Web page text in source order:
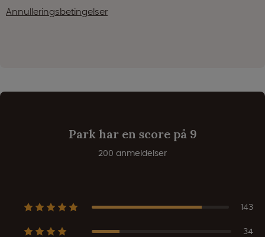
Annulleringsbetingelser
Park har en score på 9
200 anmeldelser
143
34